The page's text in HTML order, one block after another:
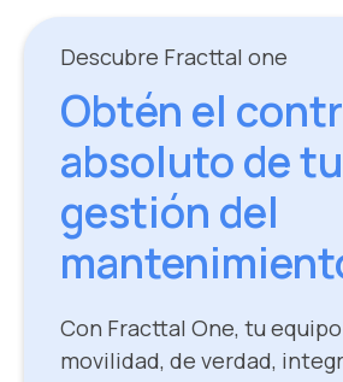
Descubre Fracttal one
Obtén el
absoluto de tu
gestión del
Con Fracttal One, tu
movilidad, de verdad,